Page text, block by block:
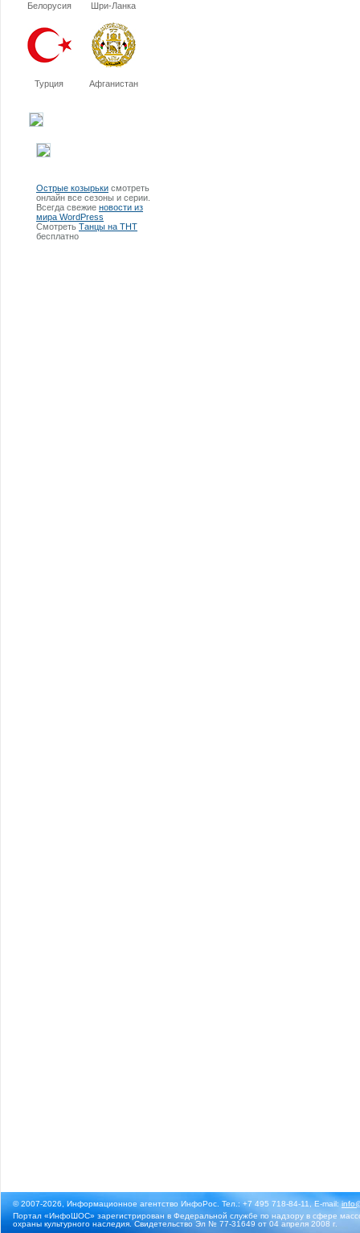
Белорусия Шри-Ланка
Турция Афганистан
Острые козырьки смотреть
онлайн все сезоны и серии.
Всегда свежие новости из
мира WordPress
Смотреть Танцы на ТНТ
бесплатно
© 2007-2026, Информационное агентство ИнфоРос. Тел.: +7 495 718-84-11, E-mail:
Портал «ИнфоШОС» зарегистрирован в Федеральной службе по надзору в сфере
охраны культурного наследия. Свидетельство Эл № 77-31649 от 04 апреля 2008 г.